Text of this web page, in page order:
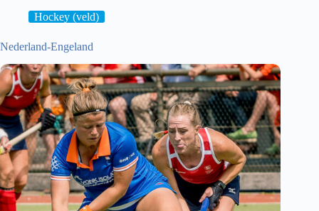
Hockey (veld)
Nederland-Engeland